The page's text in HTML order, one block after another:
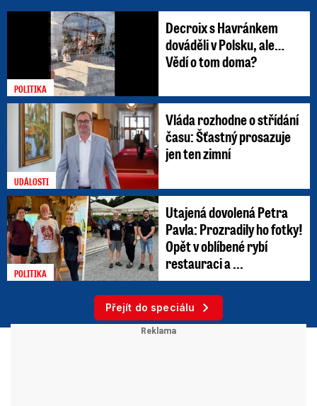
POLITIKA
Decroix s Havránkem
dováděli v Polsku, ale…
Vědí o tom doma?
UDÁLOSTI
Vláda rozhodne o střídání
času: Šťastný prosazuje
jen ten zimní
POLITIKA
Utajená dovolená Petra
Pavla: Prozradily ho fotky!
Opět v oblíbené rybí
restauraci a ...
Přejít do speciálu